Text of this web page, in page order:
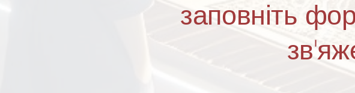
заповніть